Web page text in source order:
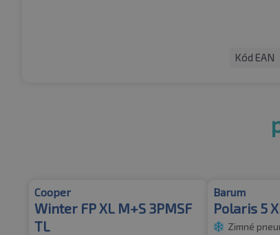
Kód EAN
Cooper
Winter FP XL M+S 3PMSF
TL
Barum
Polaris 5
Zimné